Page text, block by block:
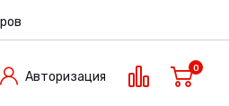
Авторизация
0